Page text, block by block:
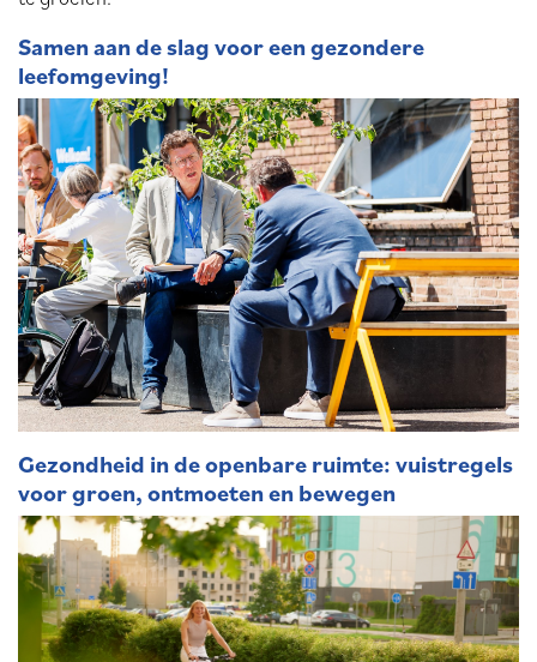
Samen aan de slag voor een gezondere
leefomgeving!
Gezondheid in de openbare ruimte: vuistregels
voor groen, ontmoeten en bewegen